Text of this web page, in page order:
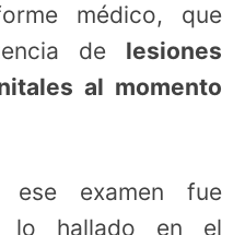
médico, que
de lesiones
al momento
ese examen fue
lo hallado en el